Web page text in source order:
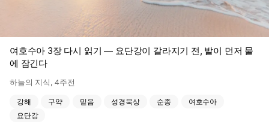
여호수아 3장 다시 읽기 — 요단강이 갈라지기 전, 발이 먼저 물
에 잠긴다
하늘의 지식,4주전
강해 구약 믿음 성경묵상 순종
여호수아
요단강